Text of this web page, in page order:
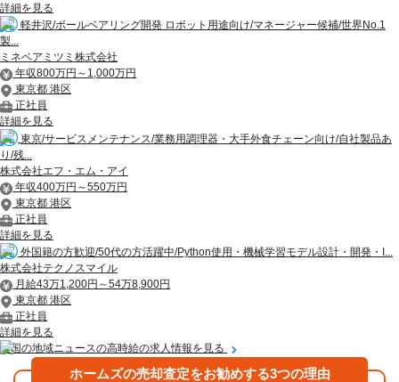
詳細を見る
軽井沢/ボールベアリング開発 ロボット用途向け/マネージャー候補/世界No.1
製...
ミネベアミツミ株式会社
年収800万円～1,000万円
東京都 港区
正社員
詳細を見る
東京/サービスメンテナンス/業務用調理器・大手外食チェーン向け/自社製品あ
り/残...
株式会社エフ・エム・アイ
年収400万円～550万円
東京都 港区
正社員
詳細を見る
外国籍の方歓迎/50代の方活躍中/Python使用・機械学習モデル設計・開発・I...
株式会社テクノスマイル
月給43万1,200円～54万8,900円
東京都 港区
正社員
詳細を見る
全国の地域ニュースの高時給の求人情報を見る
ホームズの売却査定をお勧めする3つの理由